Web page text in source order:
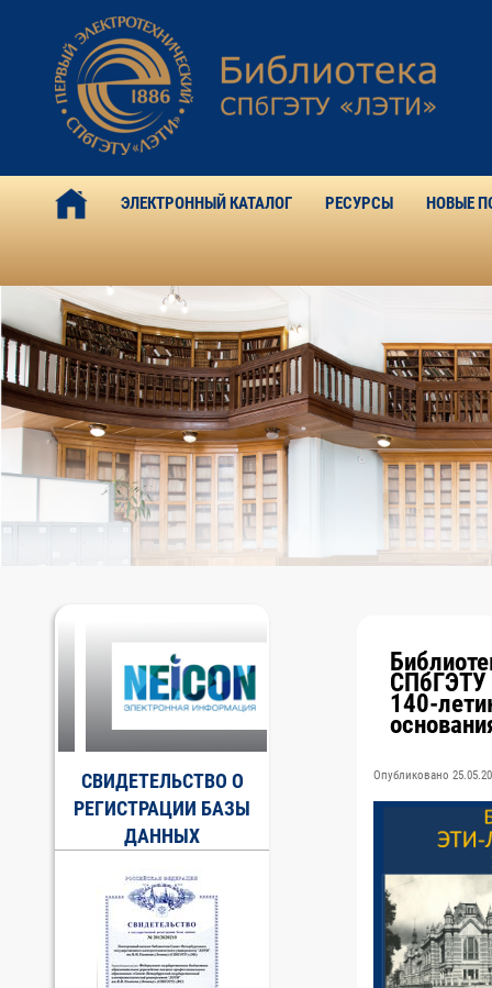
ЭЛЕКТРОННЫЙ КАТАЛОГ РЕСУРСЫ НОВЫЕ
СВИДЕТЕЛЬСТВО О
РЕГИСТРАЦИИ БАЗЫ
ДАННЫХ
СПбГЭТУ
140-
Опубликовано